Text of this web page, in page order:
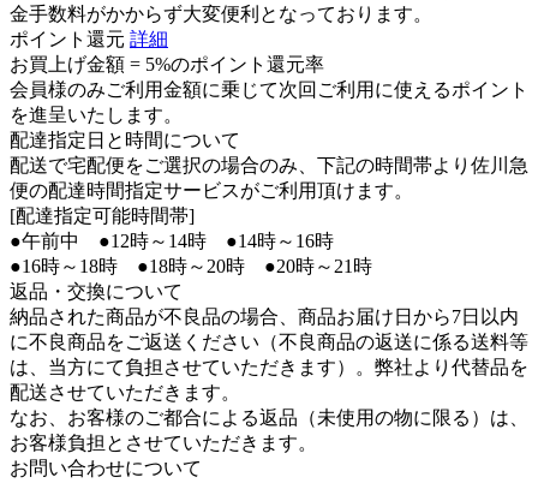
金手数料がかからず大変便利となっております。
ポイント還元 詳細
お買上げ金額 = 5%のポイント還元率
会員様のみご利用金額に乗じて次回ご利用に使えるポイント
を進呈いたします。
配達指定日と時間について
配送で宅配便をご選択の場合のみ、下記の時間帯より佐川急
便の配達時間指定サービスがご利用頂けます。
[配達指定可能時間帯]
●午前中 ●12時～14時 ●14時～16時
●16時～18時 ●18時～20時 ●20時～21時
返品・交換について
納品された商品が不良品の場合、商品お届け日から7日以内
に不良商品をご返送ください（不良商品の返送に係る送料等
は、当方にて負担させていただきます）。弊社より代替品を
配送させていただきます。
なお、お客様のご都合による返品（未使用の物に限る）は、
お客様負担とさせていただきます。
お問い合わせについて